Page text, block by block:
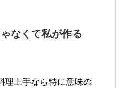
なくて私が作る
理上手なら特に意味の